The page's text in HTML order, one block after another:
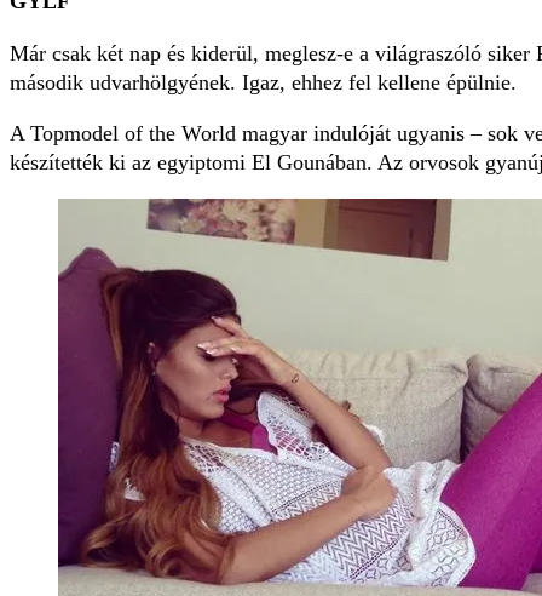
Már csak két nap és kiderül, meglesz-e a világraszóló siker
második udvarhölgyének. Igaz, ehhez fel kellene épülnie.
A Topmodel of the World ma­gyar indulóját ugyanis – sok
készítették ki az egyiptomi El Gounában. Az orvosok